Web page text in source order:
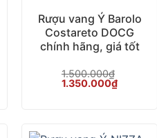
Rượu vang Ý Barolo
Costareto DOCG
chính hãng, giá tốt
1.500.000₫
Giá
1.350.000₫Giá